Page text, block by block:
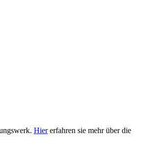
Hiererfahren sie mehr über die